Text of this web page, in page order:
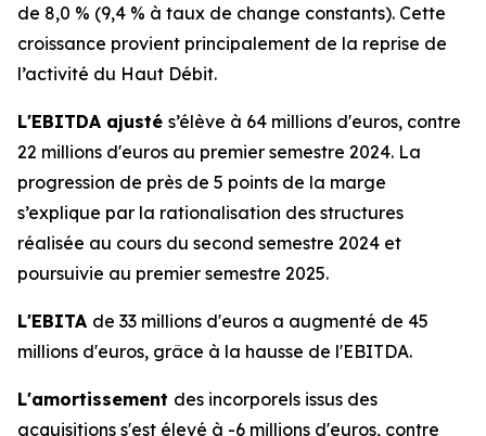
de 8,0 % (9,4 % à taux de change constants). Cette
croissance provient principalement de la reprise de
l’activité du Haut Débit.
L'EBITDA ajusté s’élève à 64 millions d'euros, contre
22 millions d'euros au premier semestre 2024. La
progression de près de 5 points de la marge
s’explique par la rationalisation des structures
réalisée au cours du second semestre 2024 et
poursuivie au premier semestre 2025.
L'EBITA de 33 millions d'euros a augmenté de 45
millions d'euros, grâce à la hausse de l'EBITDA.
L'amortissement des incorporels issus des
acquisitions s'est élevé à -6 millions d'euros, contre